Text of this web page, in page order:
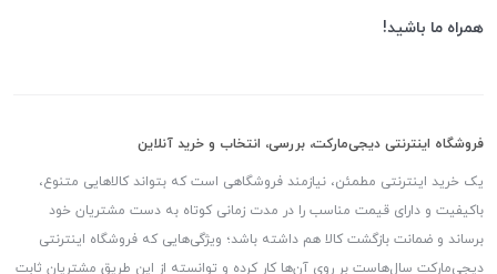
همراه ما باشید!
فروشگاه اینترنتی دیجی‌مارکت، بررسی، انتخاب و خرید آنلاین
یک خرید اینترنتی مطمئن، نیازمند فروشگاهی است که بتواند کالاهایی متنوع،
باکیفیت و دارای قیمت مناسب را در مدت زمانی کوتاه به دست مشتریان خود
برساند و ضمانت بازگشت کالا هم داشته باشد؛ ویژگی‌هایی که فروشگاه اینترنتی
دیجی‌مارکت سال‌هاست بر روی آن‌ها کار کرده و توانسته از این طریق مشتریان ثابت